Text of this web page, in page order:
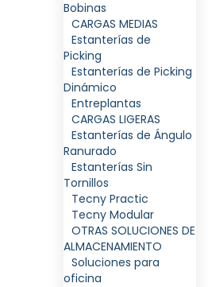
Bobinas
CARGAS MEDIAS
Estanterías de
Picking
Estanterías de Picking
Dinámico
Entreplantas
CARGAS LIGERAS
Estanterías de Ángulo
Ranurado
Estanterías Sin
Tornillos
Tecny Practic
Tecny Modular
OTRAS SOLUCIONES DE
ALMACENAMIENTO
Soluciones para
oficina